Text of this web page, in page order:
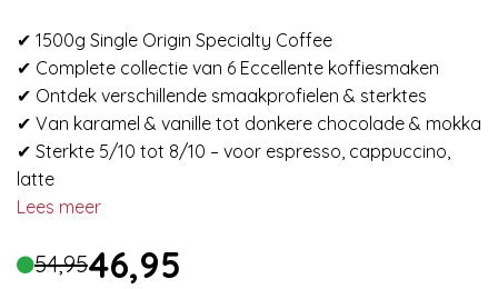
✔ 1500g Single Origin Specialty Coffee
✔ Complete collectie van 6 Eccellente koffiesmaken
✔ Ontdek verschillende smaakprofielen & sterktes
✔ Van karamel & vanille tot donkere chocolade & mokka
✔ Sterkte 5/10 tot 8/10 – voor espresso, cappuccino,
latte
Lees meer
54,9546,95